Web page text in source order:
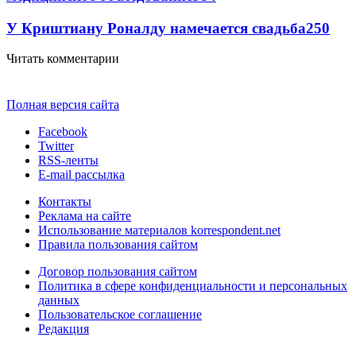
У Криштиану Роналду намечается свадьба250
Читать комментарии
Полная версия сайта
Facebook
Twitter
RSS-ленты
E-mail рассылка
Контакты
Реклама на сайте
Использование материалов korrespondent.net
Правила пользования сайтом
Договор пользования сайтом
Политика в сфере конфиденциальности и персональных
данных
Пользовательское соглашение
Редакция